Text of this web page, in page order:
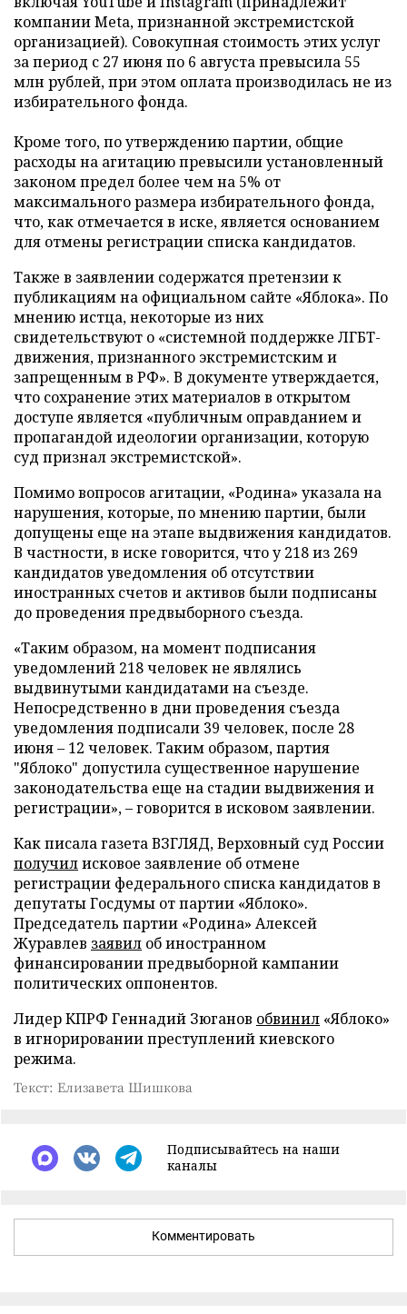
компании Meta, признанной экстремистской
организацией). Совокупная стоимость этих услуг
за период с 27 июня по 6 августа превысила 55
млн рублей, при этом оплата производилась не из
избирательного фонда.
Кроме того, по утверждению партии, общие
расходы на агитацию превысили установленный
законом предел более чем на 5% от
максимального размера избирательного фонда,
что, как отмечается в иске, является основанием
для отмены регистрации списка кандидатов.
Также в заявлении содержатся претензии к
публикациям на официальном сайте «Яблока». По
мнению истца, некоторые из них
свидетельствуют о «системной поддержке ЛГБТ-
движения, признанного экстремистским и
запрещенным в РФ». В документе утверждается,
что сохранение этих материалов в открытом
доступе является «публичным оправданием и
пропагандой идеологии организации, которую
суд признал экстремистской».
Помимо вопросов агитации, «Родина» указала на
нарушения, которые, по мнению партии, были
допущены еще на этапе выдвижения кандидатов.
В частности, в иске говорится, что у 218 из 269
кандидатов уведомления об отсутствии
иностранных счетов и активов были подписаны
до проведения предвыборного съезда.
«Таким образом, на момент подписания
уведомлений 218 человек не являлись
выдвинутыми кандидатами на съезде.
Непосредственно в дни проведения съезда
уведомления подписали 39 человек, после 28
июня – 12 человек. Таким образом, партия
"Яблоко" допустила существенное нарушение
законодательства еще на стадии выдвижения и
регистрации», – говорится в исковом заявлении.
Как писала газета ВЗГЛЯД, Верховный суд России
получилисковое заявление об отмене
регистрации федерального списка кандидатов в
депутаты Госдумы от партии «Яблоко».
Председатель партии «Родина» Алексей
Журавлев заявил об иностранном
финансировании предвыборной кампании
политических оппонентов.
Лидер КПРФ Геннадий Зюганов обвинил «Яблоко»
в игнорировании преступлений киевского
режима.
Текст: Елизавета Шишкова
Подписывайтесь на наши
каналы
Комментировать